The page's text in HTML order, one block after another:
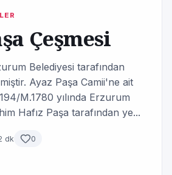
Çeşmesi
Belediyesi tarafından
Ayaz Paşa Camii'ne ait
M.1780 yılında Erzurum
Hafız Paşa tarafından ye...
dk 0